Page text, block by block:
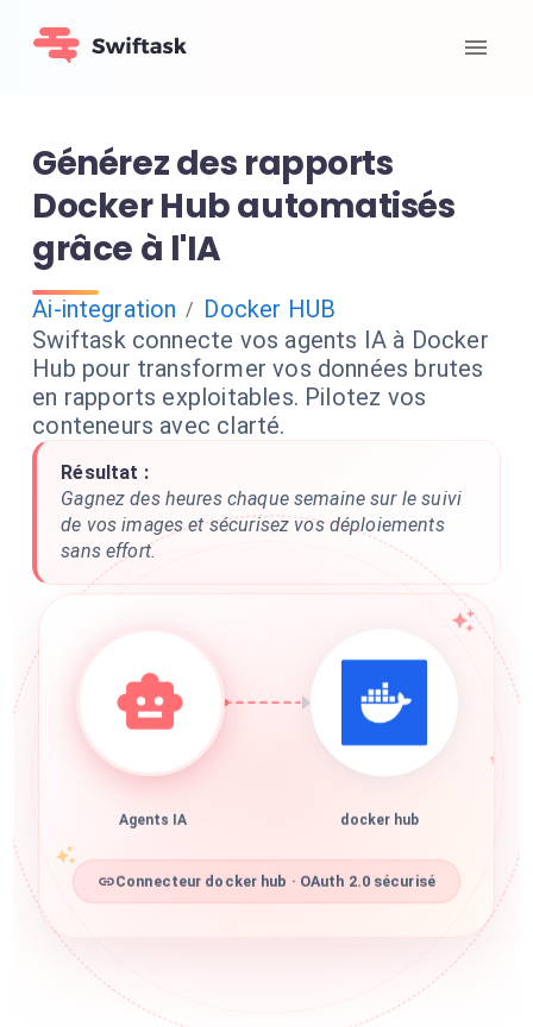
Générez des rapports
Docker Hub automatisés
grâce à l'IA
Ai-integration / Docker HUB
Swiftask connecte vos agents IA à Docker
Hub pour transformer vos données brutes
en rapports exploitables. Pilotez vos
conteneurs avec clarté.
Résultat :
Gagnez des heures chaque semaine sur le suivi
de vos images et sécurisez vos déploiements
sans effort.
Agents IA docker hub
Connecteur docker hub · OAuth 2.0 sécurisé